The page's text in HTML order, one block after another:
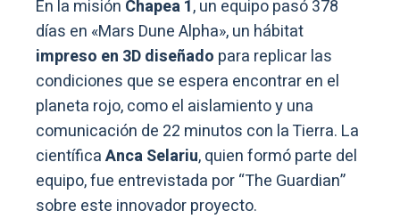
En la misión Chapea 1, un equipo pasó 378
días en «Mars Dune Alpha», un hábitat
impreso en 3D diseñado para replicar las
condiciones que se espera encontrar en el
planeta rojo, como el aislamiento y una
comunicación de 22 minutos con la Tierra. La
científicaAnca Selariu, quien formó parte del
equipo, fue entrevistada por “The Guardian”
sobre este innovador proyecto.